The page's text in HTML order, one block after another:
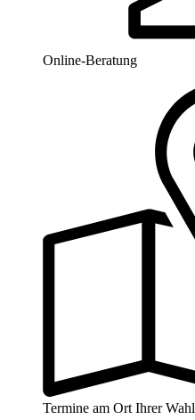
Online-Beratung
Termine am Ort Ihrer Wahl